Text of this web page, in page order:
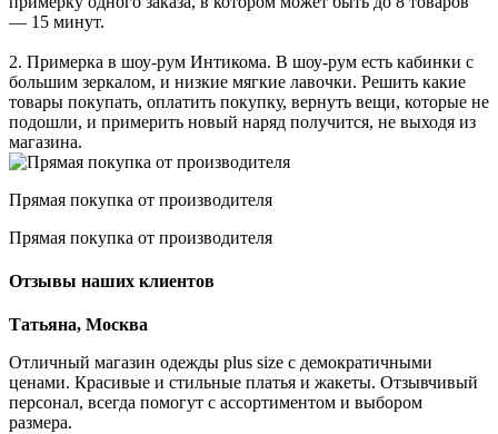
— 15 минут.
2. Примерка в шоу-рум Интикома. В шоу-рум есть кабинки с
большим зеркалом, и низкие мягкие лавочки. Решить какие
товары покупать, оплатить покупку, вернуть вещи, которые не
подошли, и примерить новый наряд получится, не выходя из
магазина.
Прямая покупка от производителя
Прямая покупка от производителя
Отзывы наших клиентов
Татьяна, Москва
Отличный магазин одежды plus size с демократичными
ценами. Красивые и стильные платья и жакеты. Отзывчивый
персонал, всегда помогут с ассортиментом и выбором
размера.